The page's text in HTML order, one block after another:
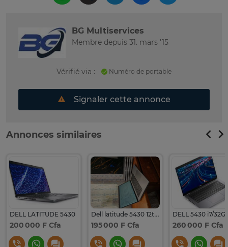
BG Multiservices
Membre depuis 31. mars '15
Vérifié via : Numéro de portable
Signaler cette annonce
Annonces similaires
DELL LATITUDE 5430
200 000 F Cfa
Dell latitude 5430 12th génération
195 000 F Cfa 260 000 F Cfa